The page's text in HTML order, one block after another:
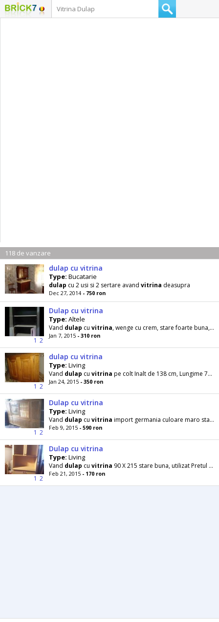
118 de vanzare
dulap cu vitrina
Type: Bucatarie
dulap cu 2 usi si 2 sertare avand vitrina deasupra
Dec 27, 2014 - 750 ron
1 2
Dulap cu vitrina
Type: Altele
Vand dulap cu vitrina, wenge cu crem, stare foarte buna, in partea de jos are rafturi pentru haine
Jan 7, 2015 - 310 ron
1 2
dulap cu vitrina
Type: Living
Vand dulap cu vitrina pe colt Inalt de 138 cm, Lungime 71 cm Stare buna de functionare.
Jan 24, 2015 - 350 ron
1 2
Dulap cu vitrina
Type: Living
Vand dulap cu vitrina import germania culoare maro stare buna pret 590 lei o745566437
Feb 9, 2015 - 590 ron
1 2
Dulap cu vitrina
Type: Living
Vand dulap cu vitrina 90 X 215 stare buna, utilizat Pretul usor negociabil
Feb 21, 2015 - 170 ron